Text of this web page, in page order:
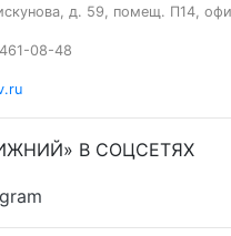
д. 59, помещ. П14,
08-48
В СОЦСЕТЯХ